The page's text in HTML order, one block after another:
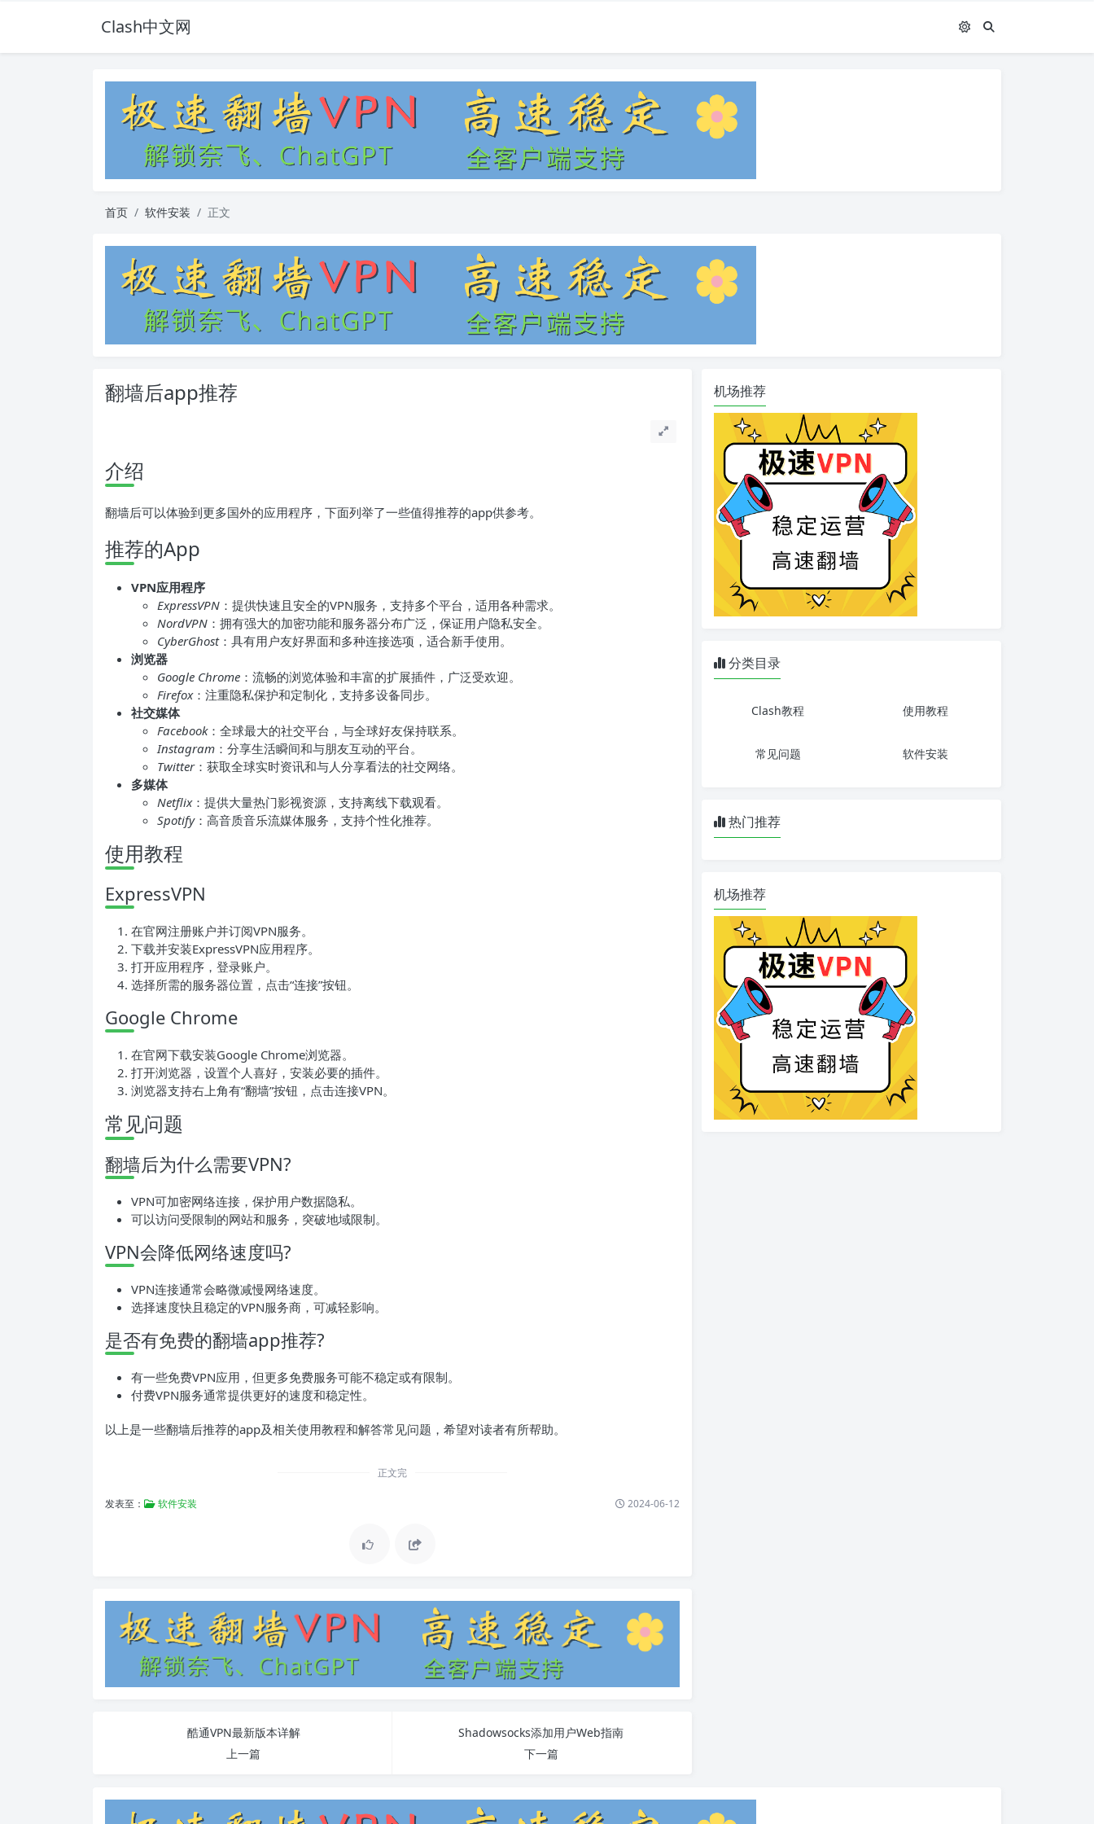
Clash中文网
首页 软件安装 正文
翻墙后app推荐
介绍
翻墙后可以体验到更多国外的应用程序，下面列举了一些值得推荐的app供参考。
推荐的App
VPN应用程序
ExpressVPN ：提供快速且安全的VPN服务，支持多个平台，适用各种需求。
NordVPN ：拥有强大的加密功能和服务器分布广泛，保证用户隐私安全。
CyberGhost：具有用户友好界面和多种连接选项，适合新手使用。
浏览器
Google Chrome ：流畅的浏览体验和丰富的扩展插件，广泛受欢迎。
Firefox：注重隐私保护和定制化，支持多设备同步。
社交媒体
Facebook：全球最大的社交平台，与全球好友保持联系。
Instagram ：分享生活瞬间和与朋友互动的平台。
Twitter：获取全球实时资讯和与人分享看法的社交网络。
多媒体
Netflix：提供大量热门影视资源，支持离线下载观看。
Spotify：高音质音乐流媒体服务，支持个性化推荐。
使用教程
ExpressVPN
在官网注册账户并订阅VPN服务。
下载并安装ExpressVPN应用程序。
打开应用程序，登录账户。
选择所需的服务器位置，点击“连接”按钮。
Google Chrome
在官网下载安装Google Chrome浏览器。
打开浏览器，设置个人喜好，安装必要的插件。
浏览器支持右上角有“翻墙”按钮，点击连接VPN。
常见问题
翻墙后为什么需要VPN?
VPN可加密网络连接，保护用户数据隐私。
可以访问受限制的网站和服务，突破地域限制。
VPN会降低网络速度吗?
VPN连接通常会略微减慢网络速度。
选择速度快且稳定的VPN服务商，可减轻影响。
是否有免费的翻墙app推荐?
有一些免费VPN应用，但更多免费服务可能不稳定或有限制。
付费VPN服务通常提供更好的速度和稳定性。
以上是一些翻墙后推荐的app及相关使用教程和解答常见问题，希望对读者有所帮助。
正文完
发表至： 软件安装 2024-06-12
酷通VPN最新版本详解
上一篇
Shadowsocks添加用户Web指南
下一篇
机场推荐
分类目录
Clash教程 使用教程
常见问题 软件安装
热门推荐
机场推荐